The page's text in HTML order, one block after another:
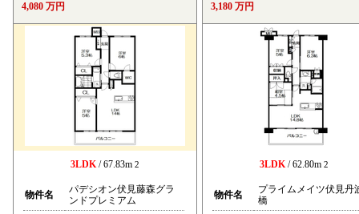
4,080 万円
3LDK/ 67.83m 2
物件名
パデシオン伏見藤森グラ
ンドプレミアム
3,180 万円
3LDK/ 62.80m 2
物件名
プライムメイツ伏見丹
橋